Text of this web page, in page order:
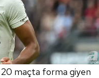
20 maçta forma giyen